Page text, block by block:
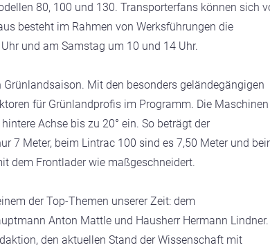
80, 100 und 130. Transporterfans können sich
besteht im Rahmen von Werksführungen die
und am Samstag um 10 und 14 Uhr.
Mit den besonders geländegängigen
für Grünlandprofis im Programm. Die Maschinen
Achse bis zu 20° ein. So beträgt der
7 Meter, beim Lintrac 100 sind es 7,50 Meter und
dem Frontlader wie maßgeschneidert.
der Top-Themen unserer Zeit: dem
Anton Mattle und Hausherr Hermann Lindner.
den aktuellen Stand der Wissenschaft mit